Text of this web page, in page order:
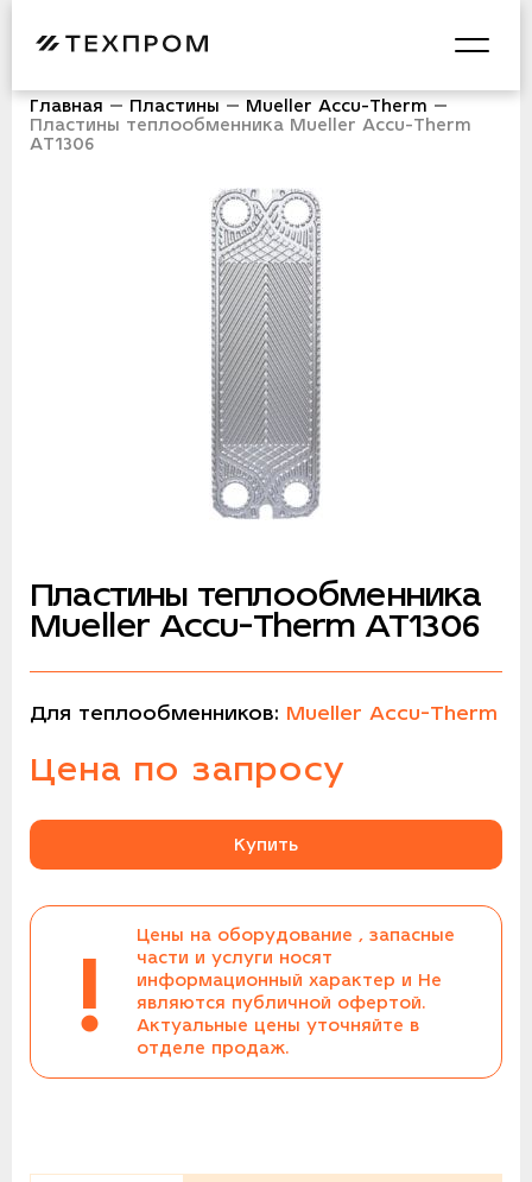
Главная Пластины
Mueller Accu-Therm
Пластины теплообменника Mueller Accu-Therm
AT1306
Пластины теплообменника
Mueller Accu-Therm AT1306
Для теплообменников: Mueller Accu-Therm
Цена по запросу
Купить
!
Цены на оборудование , запасные
части и услуги носят
информационный характер и Не
являются публичной офертой.
Актуальные цены уточняйте в
отделе продаж.